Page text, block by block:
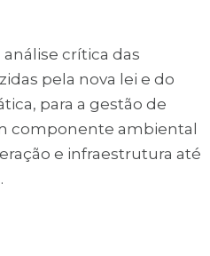
crítica das
pela nova lei e do
para a gestão de
componente ambiental
e infraestrutura até